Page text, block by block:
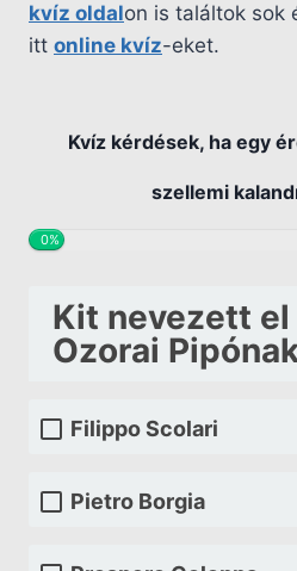
kvíz oldalon is találtok sok
itt online kvíz-eket.
Kvíz kérdések, ha egy
szellemi
0%
Kit nevezett el
Ozorai
Filippo Scolari
Pietro Borgia